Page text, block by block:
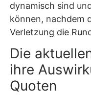
dynamisch sind
können, nachdem
Verletzung die
Die
ihre
Quoten